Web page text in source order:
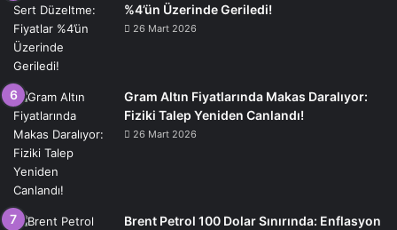
%4’ün Üzerinde Geriledi!
26 Mart 2026
Gram Altın Fiyatlarında Makas Daralıyor:
Fiziki Talep Yeniden Canlandı!
26 Mart 2026
Brent Petrol 100 Dolar Sınırında: Enflasyon